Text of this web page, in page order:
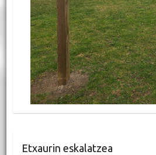
Etxaurin eskalatzea